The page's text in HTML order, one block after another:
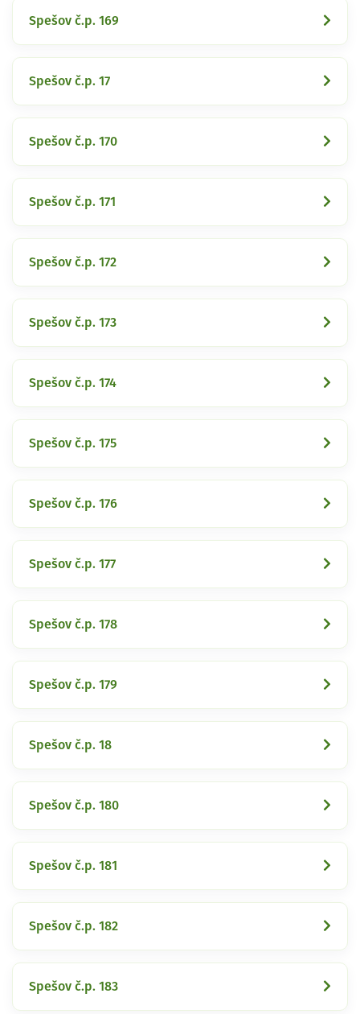
Spešov č.p. 169
Spešov č.p. 17
Spešov č.p. 170
Spešov č.p. 171
Spešov č.p. 172
Spešov č.p. 173
Spešov č.p. 174
Spešov č.p. 175
Spešov č.p. 176
Spešov č.p. 177
Spešov č.p. 178
Spešov č.p. 179
Spešov č.p. 18
Spešov č.p. 180
Spešov č.p. 181
Spešov č.p. 182
Spešov č.p. 183